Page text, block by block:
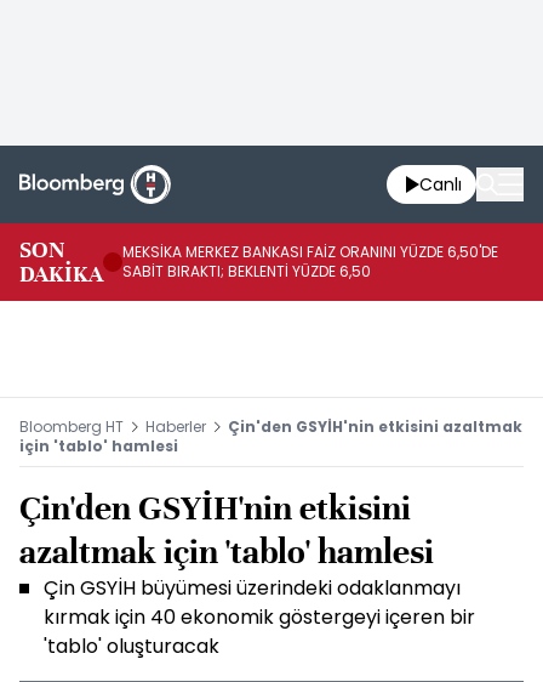
Canlı
SON
DAKİKA
MEKSİKA MERKEZ BANKASI FAİZ ORANINI YÜZDE 6,50'DE
SABİT BIRAKTI; BEKLENTİ YÜZDE 6,50
Bloomberg HT Haberler
Çin'den GSYİH'nin etkisini azaltmak
için 'tablo' hamlesi
Çin'den GSYİH'nin etkisini
azaltmak için 'tablo' hamlesi
Çin GSYİH büyümesi üzerindeki odaklanmayı
kırmak için 40 ekonomik göstergeyi içeren bir
'tablo' oluşturacak